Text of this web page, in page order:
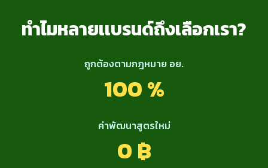
ทำไมหลายเเบรนด์ถึงเลือกเรา?
ถูกต้องตามกฎหมาย อย.
100 %
ค่าพัฒนาสูตรใหม่
0 ฿